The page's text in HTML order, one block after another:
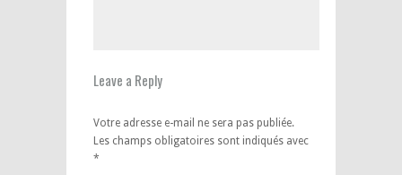
Leave a Reply
Votre adresse e-mail ne sera pas publiée.
Les champs obligatoires sont indiqués avec
*